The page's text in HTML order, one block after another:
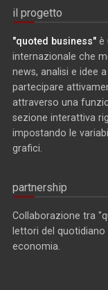
il progetto
"quoted business" è
internazionale che
news, analisi e idee
partecipare
attraverso una
sezione interattiva
impostando le
grafici.
partnership
Collaborazione tra
lettori del
economia.